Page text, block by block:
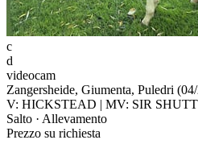
c
d
videocam
Zangersheide, Giumenta, Puledri
V: HICKSTEAD | MV: SIR
Salto · Allevamento
Prezzo su richiesta